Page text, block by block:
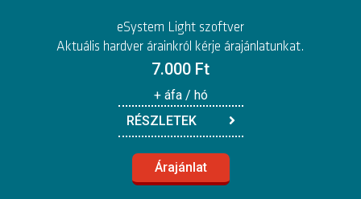
eSystem Light szoftver
Aktuális hardver árainkról kérje árajánlatunkat.
7.000 Ft
+ áfa / hó
RÉSZLETEK
Árajánlat